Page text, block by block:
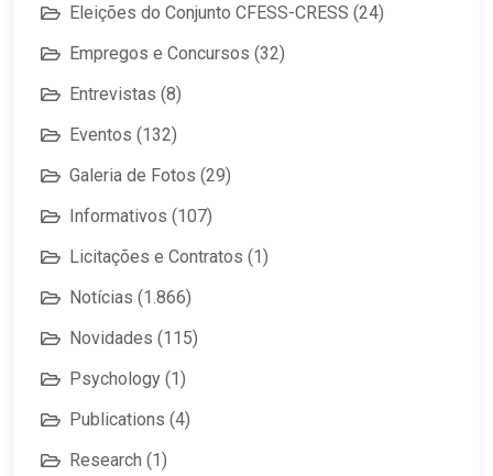
Eleições do Conjunto CFESS-CRESS (24)
Empregos e Concursos (32)
Entrevistas (8)
Eventos (132)
Galeria de Fotos (29)
Informativos (107)
Licitações e Contratos (1)
Notícias (1.866)
Novidades (115)
Psychology (1)
Publications (4)
Research (1)